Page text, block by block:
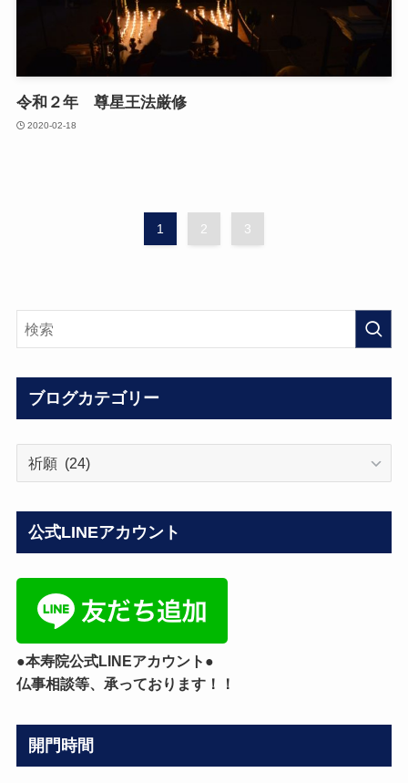
令和２年 尊星王法厳修
2020-02-18
1 2 3
ブログカテゴリー
公式LINEアカウント
●本寿院公式LINEアカウント●
仏事相談等、承っております！！
開門時間